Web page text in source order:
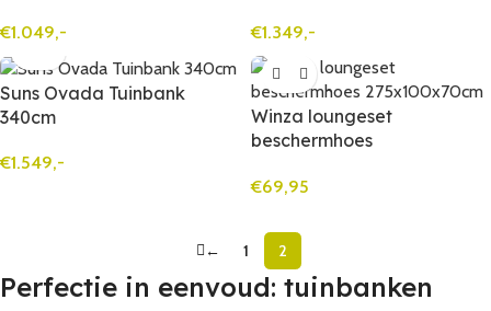
€1.049,- €1.349,-
Suns Ovada Tuinbank
340cm
€1.549,-
Winza loungeset
beschermhoes
€69,95
← 1 2
Perfectie in eenvoud: tuinbanken